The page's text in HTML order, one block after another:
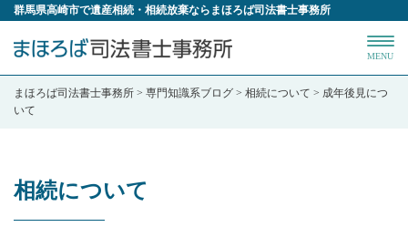
群馬県高崎市で遺産相続・相続放棄ならまほろば司法書士事務所
MENU
まほろば司法書士事務所 > 専門知識系ブログ > 相続について > 成年後見につ
いて
相続について